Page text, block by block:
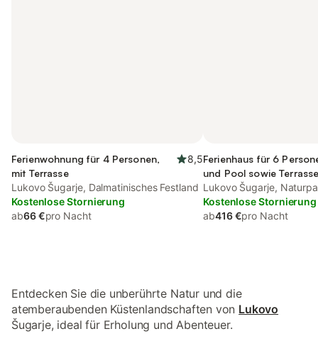
Ferienwohnung für 4 Personen,
mit Terrasse
8,5
Lukovo Šugarje, Dalmatinisches Festland
Kostenlose Stornierung
ab66 €pro Nacht
Ferienhaus für 6
und Pool sowie
Lukovo Šugarje,
Kostenlose Stornierung
ab416 €pro Nacht
Entdecken Sie die unberührte Natur und die
atemberaubenden Küstenlandschaften von Lukovo
Šugarje, ideal für Erholung und Abenteuer.